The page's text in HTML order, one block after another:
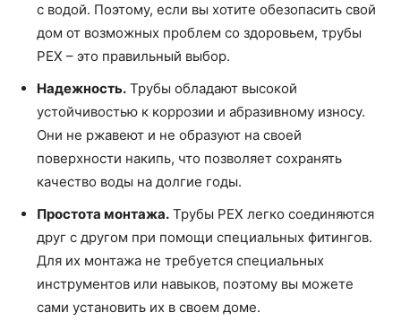
с водой. Поэтому, если вы хотите обезопасить свой
дом от возможных проблем со здоровьем, трубы
PEX – это правильный выбор.
Надежность. Трубы обладают высокой
устойчивостью к коррозии и абразивному износу.
Они не ржавеют и не образуют на своей
поверхности накипь, что позволяет сохранять
качество воды на долгие годы.
Простота монтажа. Трубы PEX легко соединяются
друг с другом при помощи специальных фитингов.
Для их монтажа не требуется специальных
инструментов или навыков, поэтому вы можете
сами установить их в своем доме.